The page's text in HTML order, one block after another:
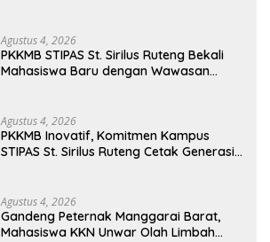
Agustus 4, 2026
PKKMB STIPAS St. Sirilus Ruteng Bekali
Mahasiswa Baru dengan Wawasan
Agustus 4, 2026
PKKMB Inovatif, Komitmen Kampus
STIPAS St. Sirilus Ruteng Cetak Generasi
Agustus 4, 2026
Gandeng Peternak Manggarai Barat,
Mahasiswa KKN Unwar Olah Limbah